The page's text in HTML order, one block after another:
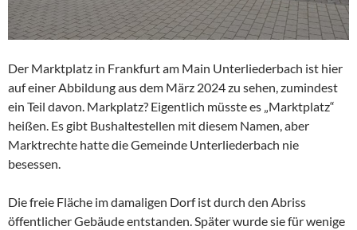
Der Marktplatz in Frankfurt am Main Unterliederbach ist hier
auf einer Abbildung aus dem März 2024 zu sehen, zumindest
ein Teil davon. Markplatz? Eigentlich müsste es „Marktplatz“
heißen. Es gibt Bushaltestellen mit diesem Namen, aber
Marktrechte hatte die Gemeinde Unterliederbach nie
besessen.
Die freie Fläche im damaligen Dorf ist durch den Abriss
öffentlicher Gebäude entstanden. Später wurde sie für wenige